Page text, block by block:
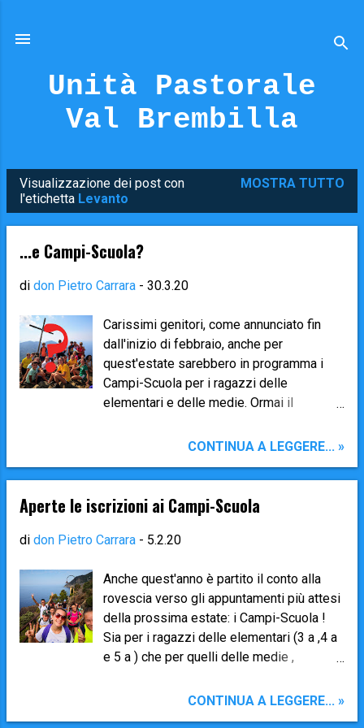
Unità Pastorale
Val Brembilla
o
Visualizzazione dei post con
l'etichetta Levanto
MOSTRA TUTTO
...e Campi-Scuola?
di don Pietro Carrara - 30.3.20
Carissimi genitori, come annunciato fin
dall'inizio di febbraio, anche per
quest'estate sarebbero in programma i
Campi-Scuola per i ragazzi delle
elementari e delle medie. Ormai il
perché non c'è più nulla di certo nelle
maledetto COVID-19 ( Coronavirus ). Le
iscrizioni (che erano previste ogni lunedì
mattino da allora fino ad oggi) si
chiuderebbero oggi, 30 marzo ...
modo di iscrivere i loro figli, oppure sono
titubanti quanto noi sacerdoti su «che si
farà quest'estate?» Quindi, augurandoci
che per la fine di luglio la situazione si sia
finalmente risolta per il meglio e si
prevedono "assembramento" e contatto
CONTINUA A LEGGERE... »
Aperte le iscrizioni ai Campi-Scuola
di don Pietro Carrara - 5.2.20
Anche quest'anno è partito il conto alla
rovescia verso gli appuntamenti più attesi
della prossima estate: i Campi-Scuola !
Sia per i ragazzi delle elementari (3 a ,4 a
e 5 a ) che per quelli delle medie ,
crescita per completare il cammino di
CONTINUA A LEGGERE... »